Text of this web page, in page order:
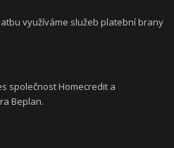
využíváme služeb platební brany
společnost Homecredit a
Beplan.